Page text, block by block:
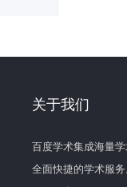
关于我们
百度学术集成海量
全面快捷的学术服